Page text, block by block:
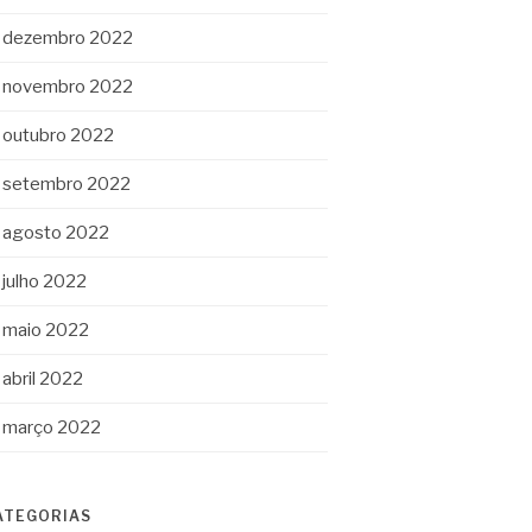
dezembro 2022
novembro 2022
outubro 2022
setembro 2022
agosto 2022
julho 2022
maio 2022
abril 2022
março 2022